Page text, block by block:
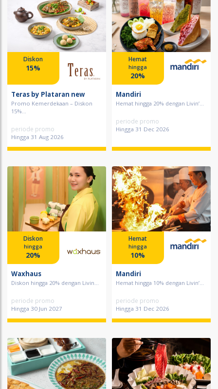
Diskon
15%
Teras by Plataran new
Promo Kemerdekaan – Diskon
15%...
periode promo
Hingga 31 Aug 2026
Hemat
hingga
20%
Mandiri
Hemat hingga 20% dengan Livin’...
periode promo
Hingga 31 Dec 2026
Diskon
hingga
20%
Waxhaus
Diskon hingga 20% dengan Livin...
periode promo
Hingga 30 Jun 2027
Hemat
hingga
10%
Mandiri
Hemat hingga 10% dengan Livin’...
periode promo
Hingga 31 Dec 2026